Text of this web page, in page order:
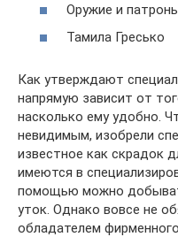
Оружие и
Тамила Гресько
Как утверждают
напрямую зависит от
насколько ему удобно.
невидимым, изобрели
известное как скрадок
имеются в
помощью можно
уток. Однако вовсе не
обладателем